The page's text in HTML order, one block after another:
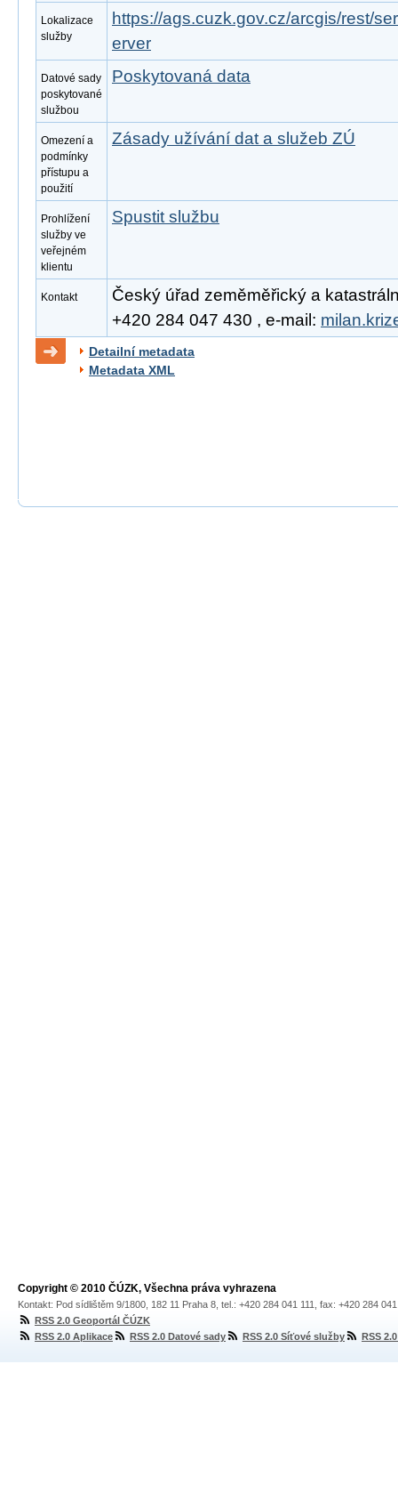
Lokalizace
služby
https://ags.cuzk.gov.cz/arcgis/rest/
erver
Datové sady
poskytované
službou
Poskytovaná data
Omezení a
podmínky
přístupu a
použití
Zásady užívání dat a služeb ZÚ
Prohlížení
služby ve
veřejném
klientu
Spustit službu
Kontakt
Český úřad zeměměřický a
+420 284 047 430 , e-mail:
Detailní metadata
Metadata XML
Copyright © 2010 ČÚZK, Všechna práva vyhrazena
Kontakt: Pod sídlištěm 9/1800, 182 11 Praha 8, tel.: +420 284 041 111, fax: +420 284
RSS 2.0 Geoportál ČÚZK
RSS 2.0 Aplikace
RSS 2.0 Datové sady RSS 2.0 Síťové služby RSS